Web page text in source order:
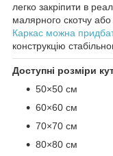
легко закріпити в
малярного скотчу або
Каркас можна
конструкцію
Доступні розміри
50×50 см
60×60 см
70×70 см
80×80 см